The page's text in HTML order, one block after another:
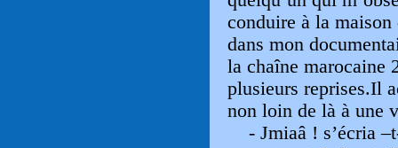
conduire à la
dans mon
la chaîne marocaine
plusieurs reprises.Il
non loin de là à une
- Jmiaâ ! s’écria